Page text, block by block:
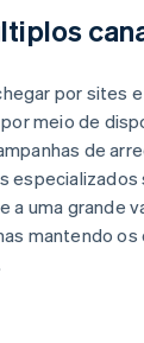
por sites
meio de
de
a uma grande
mantendo os